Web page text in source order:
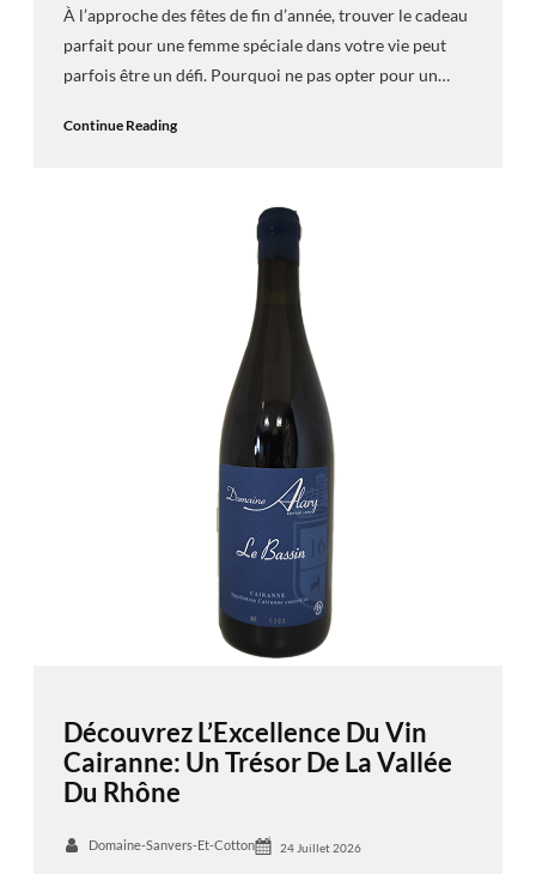
À l’approche des fêtes de fin d’année, trouver le cadeau
parfait pour une femme spéciale dans votre vie peut
parfois être un défi. Pourquoi ne pas opter pour un…
Continue Reading
Découvrez L’Excellence Du Vin
Cairanne: Un Trésor De La Vallée
Du Rhône
Domaine-Sanvers-Et-Cotton 24 Juillet 2026